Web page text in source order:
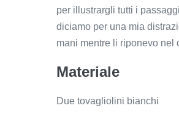
per illustrargli tutti i
diciamo per una mia
mani mentre li riponevo nel
Materiale
Due tovagliolini bianchi